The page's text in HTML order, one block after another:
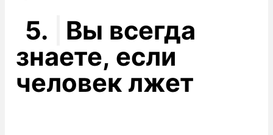
5.
Вы всегда
знаете, если
человек лжет